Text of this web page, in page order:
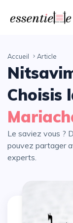
Accueil Article
Choisis
Le saviez vous ? Depuis l'application essentiELLE vous
pouvez partager
experts.